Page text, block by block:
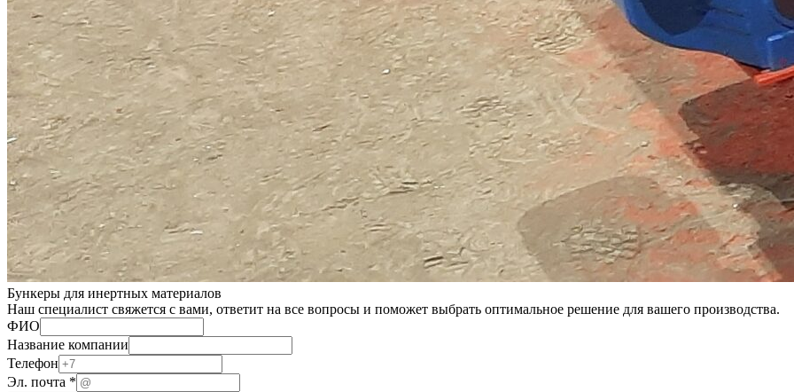
Бункеры для инертных материалов
Наш специалист свяжется с вами, ответит на все вопросы и поможет выбрать оптимальное решение для вашего производства.
ФИО
Эл.
ФИО
компании
Название компании
Телефон
Эл. почта *